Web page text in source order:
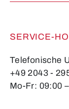
SERVICE-
Telefonische
+49 2043 -
Mo-Fr: 09:00